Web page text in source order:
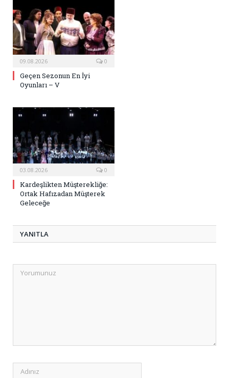
09.08.2026 0
Geçen Sezonun En İyi
Oyunları – V
03.08.2026 0
Kardeşlikten Müşterekliğe:
Ortak Hafızadan Müşterek
Geleceğe
YANITLA